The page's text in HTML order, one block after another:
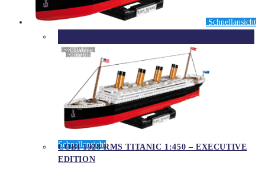
Schnellansicht
Schnellansicht
COBI 1928 RMS TITANIC 1:450 – EXECUTIVE
EDITION